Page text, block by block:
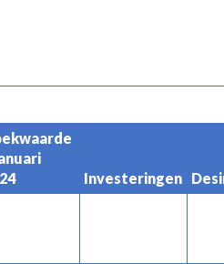
Investeringen